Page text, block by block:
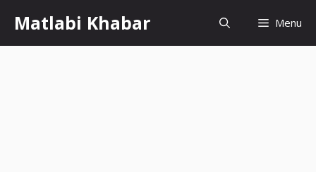
content
Matlabi Khabar Menu